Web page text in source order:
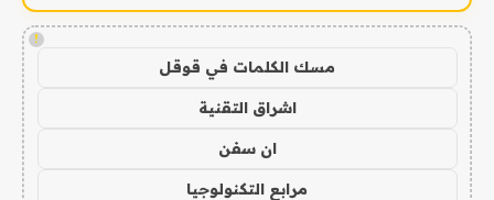
!
مسك الكلمات في قوقل
اشراق التقنية
ان سفن
مرابع التكنولوجيا